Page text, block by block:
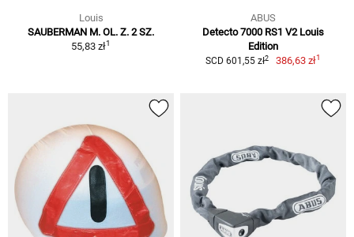
Louis
SAUBERMAN M. OL. Z. 2 SZ.
55,83 zł1
ABUS
Detecto 7000 RS1 V2 Louis
Edition
SCD 601,55 zł2 386,63 zł1